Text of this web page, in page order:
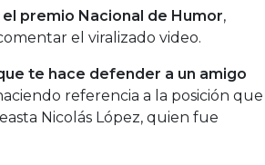
el premio Nacional de Humor,
el viralizado video.
te hace defender a un amigo
referencia a la posición que
Nicolás López, quien fue